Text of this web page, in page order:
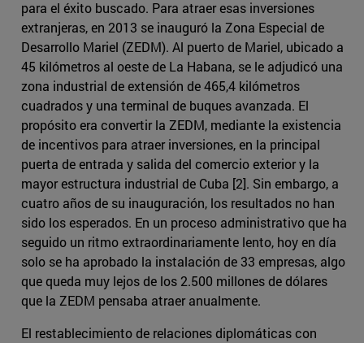
para el éxito buscado. Para atraer esas inversiones
extranjeras, en 2013 se inauguró la Zona Especial de
Desarrollo Mariel (ZEDM). Al puerto de Mariel, ubicado a
45 kilómetros al oeste de La Habana, se le adjudicó una
zona industrial de extensión de 465,4 kilómetros
cuadrados y una terminal de buques avanzada. El
propósito era convertir la ZEDM, mediante la existencia
de incentivos para atraer inversiones, en la principal
puerta de entrada y salida del comercio exterior y la
mayor estructura industrial de Cuba [2]. Sin embargo, a
cuatro años de su inauguración, los resultados no han
sido los esperados. En un proceso administrativo que ha
seguido un ritmo extraordinariamente lento, hoy en día
solo se ha aprobado la instalación de 33 empresas, algo
que queda muy lejos de los 2.500 millones de dólares
que la ZEDM pensaba atraer anualmente.
El restablecimiento de relaciones diplomáticas con